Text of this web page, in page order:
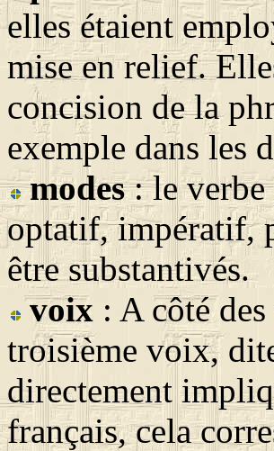
elles étaient
mise en relief.
concision de la
exemple dans les
modes: le verbe
optatif, impératif,
être substantivés.
voix : A côté
troisième voix,
directement
français, cela